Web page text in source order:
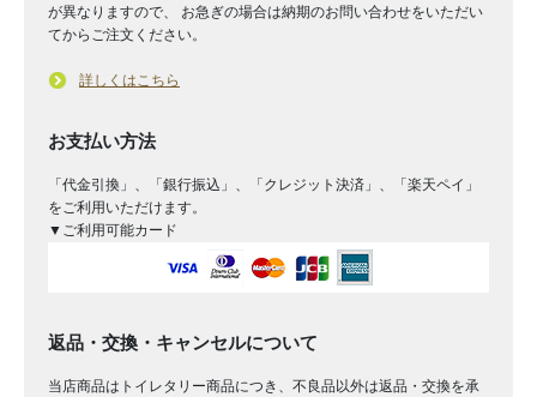
が異なりますので、 お急ぎの場合は納期のお問い合わせをいただい
てからご注文ください。
詳しくはこちら
お支払い方法
「代金引換」、「銀行振込」、「クレジット決済」、「楽天ペイ」
をご利用いただけます。
▼ご利用可能カード
返品・交換・キャンセルについて
当店商品はトイレタリー商品につき、不良品以外は返品・交換を承